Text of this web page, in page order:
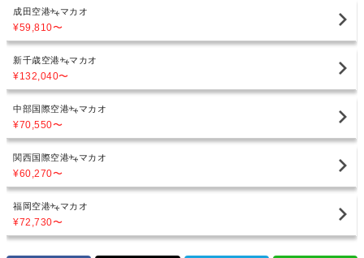
成田空港 マカオ
¥59,810〜
新千歳空港 マカオ
¥132,040〜
中部国際空港 マカオ
¥70,550〜
関西国際空港 マカオ
¥60,270〜
福岡空港 マカオ
¥72,730〜